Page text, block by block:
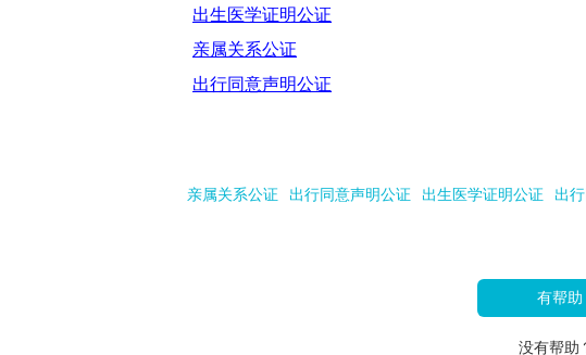
出生医学证明公证
亲属关系公证
出行同意声明公证
亲属关系公证 出行同意声明公证 出生医学证明公证 出
有帮助
没有帮助